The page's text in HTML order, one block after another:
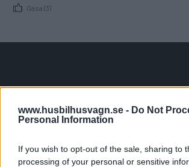
www.husbilhusvagn.se - Do Not
Personal Information
If you wish to opt-out of the sale, sharing to
processing of your personal or sensitive
Gasa (3)